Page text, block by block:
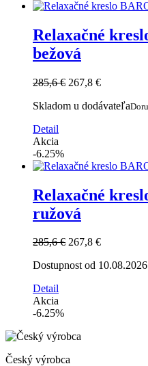
Relaxačné
bežová
285,6 € 267,8 €
Skladom u dodávateľa
Detail
Akcia
-6.25%
Relaxačné
ružová
285,6 € 267,8 €
Dostupnost od 10.08.2026
Detail
Akcia
-6.25%
Český výrobca